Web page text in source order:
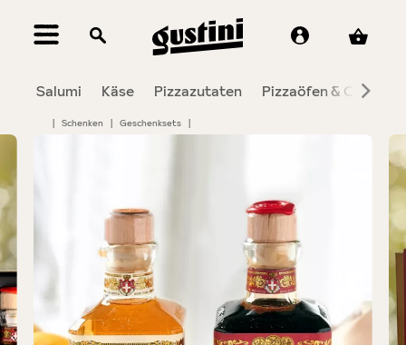
springen
Salumi Käse Pizzazutaten Pizzaöfen & Co.
| Schenken | Geschenksets |